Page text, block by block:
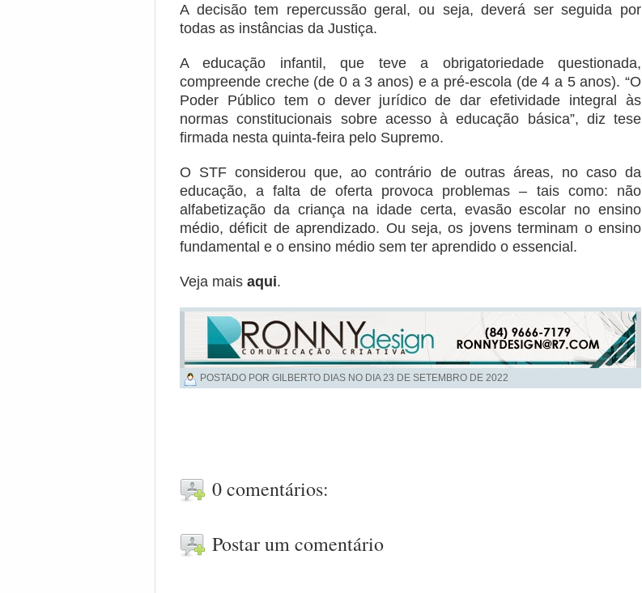
A decisão tem repercussão geral, ou seja, deverá ser seguida por
todas as instâncias da Justiça.
A educação infantil, que teve a obrigatoriedade questionada,
compreende creche (de 0 a 3 anos) e a pré-escola (de 4 a 5 anos). “O
Poder Público tem o dever jurídico de dar efetividade integral às
normas constitucionais sobre acesso à educação básica”, diz tese
firmada nesta quinta-feira pelo Supremo.
O STF considerou que, ao contrário de outras áreas, no caso da
educação, a falta de oferta provoca problemas – tais como: não
alfabetização da criança na idade certa, evasão escolar no ensino
médio, déficit de aprendizado. Ou seja, os jovens terminam o ensino
fundamental e o ensino médio sem ter aprendido o essencial.
Veja mais aqui.
POSTADO POR GILBERTO DIAS NO DIA23 DE SETEMBRO DE 2022
0 comentários:
Postar um comentário